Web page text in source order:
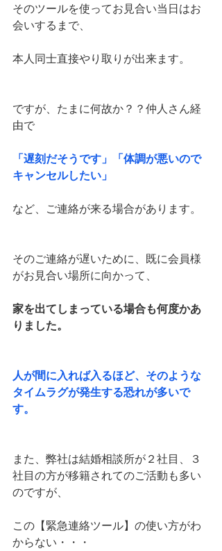
そのツールを使ってお見合い当日はお
会いするまで、
本人同士直接やり取りが出来ます。
ですが、たまに何故か？？仲人さん経
由で
「遅刻だそうです」「体調が悪いので
キャンセルしたい」
など、ご連絡が来る場合があります。
そのご連絡が遅いために、既に会員様
がお見合い場所に向かって、
家を出てしまっている場合も何度かあ
りました。
人が間に入れば入るほど、そのような
タイムラグが発生する恐れが多いで
す。
また、弊社は結婚相談所が２社目、３
社目の方が移籍されてのご活動も多い
のですが、
この【緊急連絡ツール】の使い方がわ
からない・・・